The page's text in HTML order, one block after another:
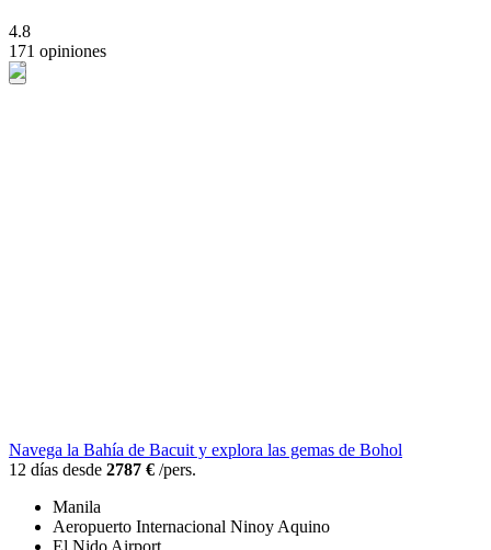
4.8
171 opiniones
Navega la Bahía de Bacuit y explora las gemas de Bohol
12 días desde 2787 € /pers.
Manila
Aeropuerto Internacional Ninoy Aquino
El Nido Airport